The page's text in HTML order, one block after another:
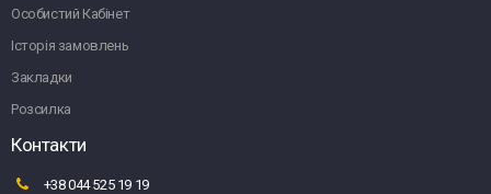
Особистий Кабінет
Історія замовлень
Закладки
Розсилка
Контакти
+38 044 525 19 19